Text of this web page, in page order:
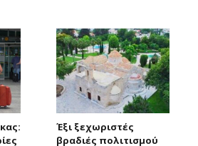
Έξι ξεχωριστές
βραδιές πολιτισμού